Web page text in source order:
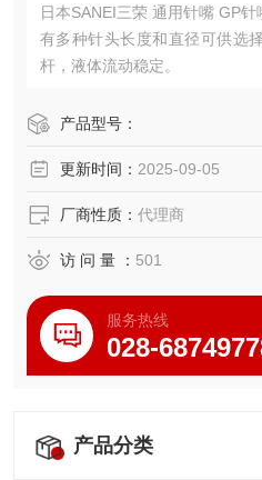
日本SANEI三荣 通用针嘴 GP针
有多种针头长度和直径可供选
杆，液体流动稳定。
产品型号：
更新时间： 2025-09-05
厂商性质： 代理商
访 问 量 ： 501
服务热线
028-
产品分类